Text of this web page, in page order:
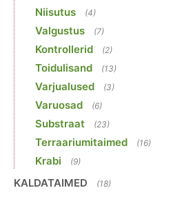
Niisutus (4)
Valgustus (7)
Kontrollerid (2)
Toidulisand (13)
Varjualused (3)
Varuosad (6)
Substraat (23)
Terraariumitaimed (16)
Krabi (9)
KALDATAIMED (18)